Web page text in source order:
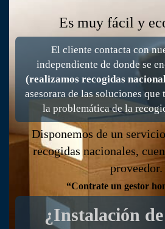
Es muy fácil y
El cliente contacta con
independiente de donde se
(realizamos recogidas
asesorara de las soluciones
la problemática de la
Disponemos de un
recogidas nacionales,
proveedor.
“Contrate un gestor
¿Instalación